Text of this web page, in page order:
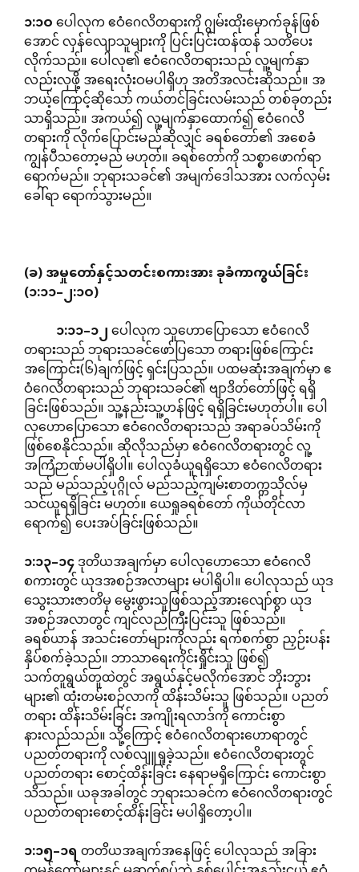
၁:၁ဝပေါလုက ဧဝံဂေလိတရားကို ဂျွမ်းထိုးမှောက်ခုန်ဖြစ်
အောင် လှန်လျောသူများကို ပြင်းပြင်းထန်ထန် သတိပေး
လိုက်သည်။ ပေါလု၏ ဧဝံဂေလိတရားသည် လူ့မျက်နှာ
လည်းလှဖို့ အရေးလုံးဝမပါရှိဟု အတိအလင်းဆိုသည်။ အ
ဘယ့်ကြောင့်ဆိုသော် ကယ်တင်ခြင်းလမ်းသည် တစ်ခုတည်း
သာရှိသည်။ အကယ်၍ လူ့မျက်နှာထောက်၍ ဧဝံဂေလိ
တရားကို လိုက်ပြောင်းမည်ဆိုလျှင် ခရစ်တော်၏ အစေခံ
ကျွန်ပီသတော့မည် မဟုတ်။ ခရစ်တော်ကို သစ္စာဖောက်ရာ
ရောက်မည်။ ဘုရားသခင်၏ အမျက်ဒေါသအား လက်လှမ်း
ခေါ်ရာ ရောက်သွားမည်။
(ခ)အမှုတော်နှင့်သတင်းစကားအားခုခံကာကွယ်ခြင်း
(၁:၁၁–၂:၁ဝ)
၁:၁၁–၁၂ပေါလုက သူဟောပြောသော ဧဝံဂေလိ
တရားသည် ဘုရားသခင်ဖော်ပြသော တရားဖြစ်ကြောင်း
အကြောင်း(၆)ချက်ဖြင့် ရှင်းပြသည်။ ပထမဆုံးအချက်မှာ ဧ
ဝံဂေလိတရားသည် ဘုရားသခင်၏ ဗျာဒိတ်တော်ဖြင့် ရရှိ
ခြင်းဖြစ်သည်။ သူ့နည်းသူ့ဟန်ဖြင့် ရရှိခြင်းမဟုတ်ပါ။ ပေါ
လုဟောပြောသော ဧဝံဂေလိတရားသည် အရာခပ်သိမ်းကို
ဖြစ်စေနိုင်သည်။ ဆိုလိုသည်မှာ ဧဝံဂေလိတရားတွင် လူ့
အကြံဉာဏ်မပါရှိပါ။ ပေါလုခံယူရရှိသော ဧဝံဂေလိတရား
သည် မည်သည့်ပုဂ္ဂိုလ် မည်သည့်ကျမ်းစာတက္ကသိုလ်မှ
သင်ယူရရှိခြင်း မဟုတ်။ ယေရှုခရစ်တော် ကိုယ်တိုင်လာ
ရောက်၍ ပေးအပ်ခြင်းဖြစ်သည်။
၁:၁၃–၁၄ဒုတိယအချက်မှာ ပေါလုဟောသော ဧဝံဂေလိ
စကားတွင် ယုဒအစဉ်အလာများ မပါရှိပါ။ ပေါလုသည် ယုဒ
သွေးသားဇာတိမှ မွေးဖွားသူဖြစ်သည့်အားလျော်စွာ ယုဒ
အစဉ်အလာတွင် ကျင်လည်ကြီးပြင်းသူ ဖြစ်သည်။
ခရစ်ယာန် အသင်းတော်များကိုလည်း ရက်စက်စွာ ညှဉ်းပန်း
နှိပ်စက်ခဲ့သည်။ ဘာသာရေးကိုင်းရှိုင်းသူ ဖြစ်၍
သက်တူရွယ်တူထဲတွင် အရွယ်နှင့်မလိုက်အောင် ဘိုးဘွား
များ၏ ထုံးတမ်းစဉ်လာကို ထိန်းသိမ်းသူ ဖြစ်သည်။ ပညတ်
တရား ထိန်းသိမ်းခြင်း အကျိုးရလာဒ်ကို ကောင်းစွာ
နားလည်သည်။ သို့ကြောင့် ဧဝံဂေလိတရားဟောရာတွင်
ပညတ်တရားကို လစ်လျူရှုခဲ့သည်။ ဧဝံဂေလိတရားတွင်
ပညတ်တရား စောင့်ထိန်းခြင်း နေရာမရှိကြောင်း ကောင်းစွာ
သိသည်။ ယခုအခါတွင် ဘုရားသခင်က ဧဝံဂေလိတရားတွင်
ပညတ်တရားစောင့်ထိန်းခြင်း မပါရှိတော့ပါ။
၁:၁၅–၁ရတတိယအချက်အနေဖြင့် ပေါလုသည် အခြား